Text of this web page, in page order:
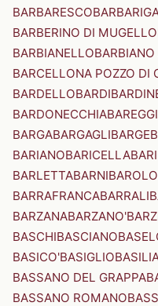
BARBARESCO
BARBERINO DI MUGELLO
BARBIANELLO
BARCELLONA POZZO DI
BARDELLOBARDI
BARDONECCHIA
BARGABARGAGLIBARGE
BARIANOBARICELLA
BARLETTABARNIBAROLO
BARRAFRANCABARRALI
BARZANABARZANO'
BASCHIBASCIANO
BASICO'BASIGLIO
BASSANO DEL GRAPPA
BASSANO ROMANO